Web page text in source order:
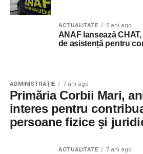
ACTUALITATE 5 ani ago
ANAF lansează
de asistență pentru
ADMINISTRAŢIE 7 ani ago
Primăria Corbii Mari,
interes pentru
persoane fizice şi
ACTUALITATE 7 ani ago